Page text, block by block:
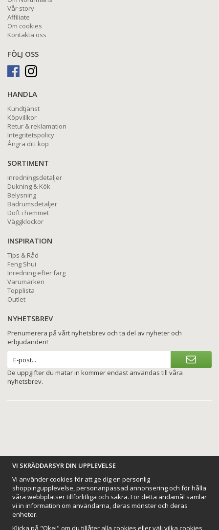
Vår story
Affiliate
Om cookies
Kontakta oss
FÖLJ OSS
HANDLA
Kundtjänst
Köpvillkor
Retur & reklamation
Integritetspolicy
Ångra ditt köp
SORTIMENT
Inredningsdetaljer
Dukning & Kök
Belysning
Badrumsdetaljer
Doft i hemmet
Väggklockor
INSPIRATION
Tips & Råd
Feng Shui
Inredning efter färg
Varumärken
Topplista
Outlet
NYHETSBREV
Prenumerera på vårt nyhetsbrev och ta del av nyheter och
erbjudanden!
De uppgifter du matar in kommer endast användas till våra
nyhetsbrev.
BETALNINGSALTERNATIV
VI SKICKAR MED
VI SKRÄDDARSYR DIN UPPLEVELSE
Vi använder cookies för att ge dig en personlig
shoppingupplevelse, personanpassad annonsering och för hålla
våra webbplatser tillförlitliga och säkra. För detta ändamål samlar
vi in information om användarna, deras mönster och deras
enheter.
Klicka på "Okej" om du tillåter alla cookies eller välj vilka cookies